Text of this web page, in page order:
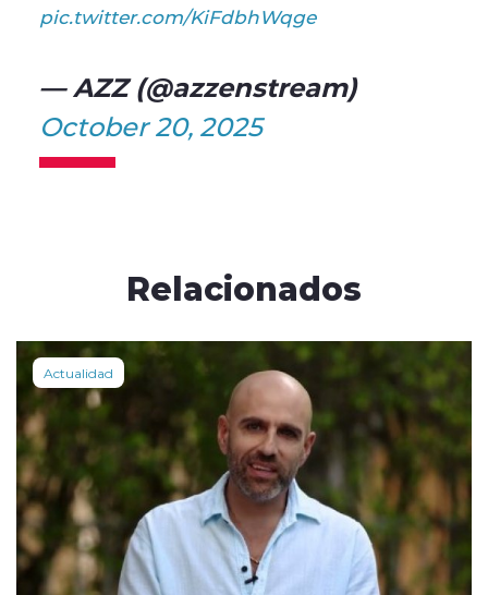
pic.twitter.com/KiFdbhWqge
— AZZ (@azzenstream)
October 20, 2025
Relacionados
Actualidad